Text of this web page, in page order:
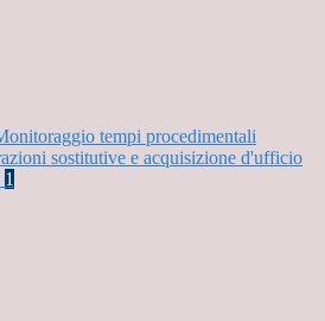
tempi procedimentali
sostitutive e acquisizione d'ufficio
1